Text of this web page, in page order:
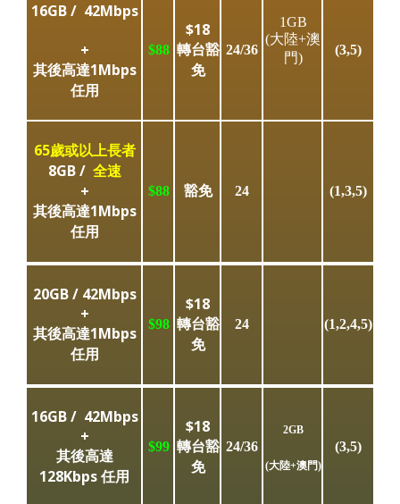
16GB / 42Mbps
+
其後高達1Mbps
任用
$88
$18
轉台豁
免
24/36
1GB
(大陸+澳
門)
(3,5)
65歲或以上長者
8GB / 全速
+
其後高達1Mbps
任用
$88 豁免 24 (1,3,5)
20GB / 42Mbps
+
其後高達1Mbps
任用
$98
$18
轉台豁
免
24 (1,2,4,5)
16GB / 42Mbps
+
其後高達
128Kbps 任用
$99
$18
轉台豁
免
24/36
2GB
(大陸+澳門)
(3,5)